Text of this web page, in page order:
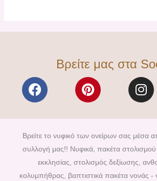
Βρείτε μας στα
F
a
e
b
o
o
k
P
i
t
e
r
e
s
I
n
t
a
g
r
a
Βρείτε το νυφικό των ονείρων σας μέσα
συλλογή μας!! Νυφικά, πακέτα
εκκλησίας, στολισμός δεξίωσης,
κολυμπήθρας, βαπτιστικά πακέτα νονάς -